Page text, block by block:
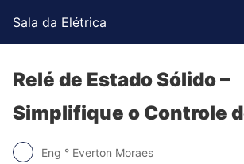
Sala da Elétrica
Relé de Estado Sólido –
Simplifique o Controle
Eng ° Everton Moraes